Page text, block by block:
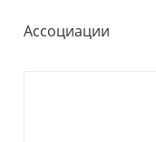
Ассоциации